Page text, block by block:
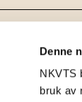
Denne
NKVTS
bruk av